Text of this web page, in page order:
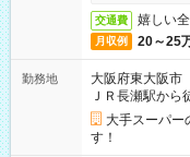
交通費 嬉しい
月収例 20～25
勤務地
大阪府東大阪市
ＪＲ長瀬駅から
大手スーパー
す！